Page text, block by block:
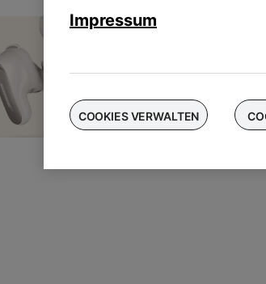
für die
Impressum
COOKIES VERWALTEN